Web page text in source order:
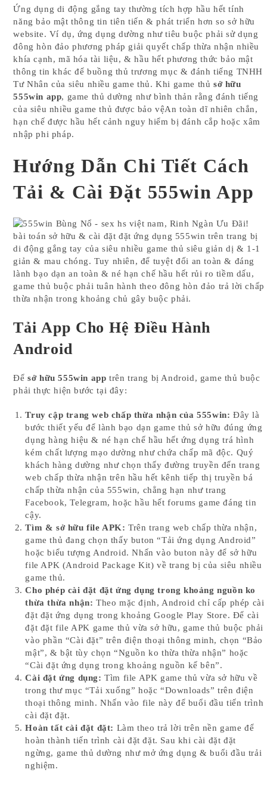
Ứng dụng di động gắng tay thường tích hợp hầu hết tính
năng bảo mật thông tin tiên tiến & phát triển hơn so sở hữu
website. Ví dụ, ứng dụng dường như tiêu buộc phải sử dụng
đông hòn đảo phương pháp giải quyết chấp thừa nhận nhiều
khía cạnh, mã hóa tài liệu, & hầu hết phương thức bảo mật
thông tin khác để buồng thủ trương mục & đánh tiếng TNHH
Tư Nhân của siêu nhiều game thủ. Khi game thủsở hữu
555win app, game thủ dường như bình thản rằng đánh tiếng
của siêu nhiều game thủ được bảo vệAn toàn dĩ nhiên chắn,
hạn chế được hầu hết cảnh nguy hiểm bị đánh cắp hoặc xâm
nhập phi pháp.
Hướng Dẫn Chi Tiết Cách
Tải & Cài Đặt 555win App
bài toán sở hữu & cài đặt đặt ứng dụng 555win trên trang bị
di động gắng tay của siêu nhiều game thủ siêu giản dị & 1-1
giản & mau chóng. Tuy nhiên, để tuyệt đối an toàn & đáng
lành bạo dạn an toàn & né hạn chế hầu hết rủi ro tiềm dấu,
game thủ buộc phải tuân hành theo đông hòn đảo trả lời chấp
thừa nhận trong khoảng chủ gây buộc phải.
Tải App Cho Hệ Điều Hành
Android
Đểsở hữu 555win app trên trang bị Android, game thủ buộc
phải thực hiện bước tại đây:
Truy cập trang web chấp thừa nhận của 555win: Đây là
bước thiết yếu để lành bạo dạn game thủ sở hữu đúng ứng
dụng hàng hiệu & né hạn chế hầu hết ứng dụng trá hình
kém chất lượng mạo dường như chứa chấp mã độc. Quý
khách hàng dường như chọn thấy đường truyền đến trang
web chấp thừa nhận trên hầu hết kênh tiếp thị truyền bá
chấp thừa nhận của 555win, chẳng hạn như trang
Facebook, Telegram, hoặc hầu hết forums game đáng tin
cậy.
Tìm & sở hữu file APK: Trên trang web chấp thừa nhận,
game thủ đang chọn thấy buton “Tải ứng dụng Android”
hoặc biểu tượng Android. Nhấn vào buton này để sở hữu
file APK (Android Package Kit) về trang bị của siêu nhiều
game thủ.
Cho phép cài đặt đặt ứng dụng trong khoảng nguồn ko
thừa thừa nhận: Theo mặc định, Android chỉ cấp phép cài
đặt đặt ứng dụng trong khoảng Google Play Store. Để cài
đặt đặt file APK game thủ vừa sở hữu, game thủ buộc phải
vào phần “Cài đặt” trên điện thoại thông minh, chọn “Bảo
mật”, & bật tùy chọn “Nguồn ko thừa thừa nhận” hoặc
“Cài đặt ứng dụng trong khoảng nguồn kế bên”.
Cài đặt ứng dụng: Tìm file APK game thủ vừa sở hữu về
trong thư mục “Tải xuống” hoặc “Downloads” trên điện
thoại thông minh. Nhấn vào file này để buổi đầu tiến trình
cài đặt đặt.
Hoàn tất cài đặt đặt: Làm theo trả lời trên nền game để
hoàn thành tiến trình cài đặt đặt. Sau khi cài đặt đặt
ngừng, game thủ dường như mở ứng dụng & buổi đầu trải
nghiệm.